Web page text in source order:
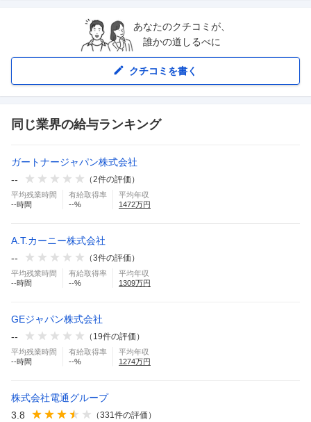
あなたのクチコミが、
誰かの道しるべに
クチコミを書く
同じ業界の給与ランキング
ガートナージャパン株式会社
--
（2件の評価）
平均残業時間
--時間
有給取得率
--%
平均年収
1472万円
A.T.カーニー株式会社
--
（3件の評価）
平均残業時間
--時間
有給取得率
--%
平均年収
1309万円
GEジャパン株式会社
--
（ 19件の評価）
平均残業時間
--時間
有給取得率
--%
平均年収
1274万円
株式会社電通グループ
3.8
（331件の評価）